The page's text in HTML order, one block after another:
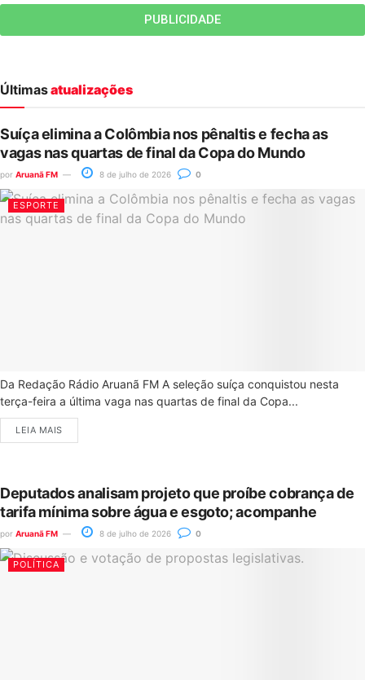
PUBLICIDADE
Últimasatualizações
Suíça elimina a Colômbia nos pênaltis e fecha as
vagas nas quartas de final da Copa do Mundo
por Aruanã FM 8 de julho de 2026 0
ESPORTE
Da Redação Rádio Aruanã FM A seleção suíça conquistou nesta
terça-feira a última vaga nas quartas de final da Copa...
LEIA MAIS
Deputados analisam projeto que proíbe cobrança de
tarifa mínima sobre água e esgoto; acompanhe
por Aruanã FM 8 de julho de 2026 0
POLÍTICA